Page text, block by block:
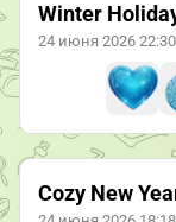
Winter
24 июня 2026 22:30
Cozy New